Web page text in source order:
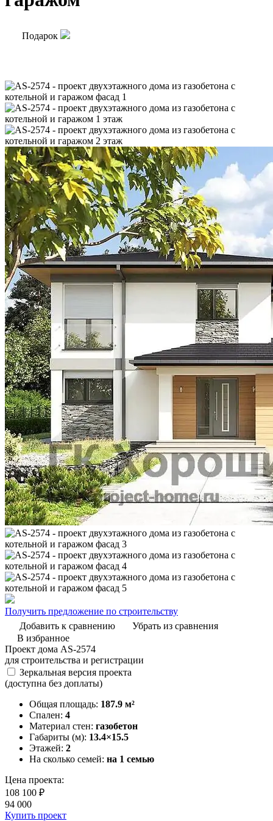
Подарок
Получить предложение по строительству
Добавить к сравнению
Убрать из сравнения
В избранное
Проект дома AS-2574
для строительства и регистрации
Зеркальная версия проекта
(доступна без доплаты)
Общая площадь: 187.9 м²
Спален: 4
Материал стен: газобетон
Габариты (м): 13.4×15.5
Этажей: 2
На сколько семей: на 1 семью
Цена проекта:
108 100 ₽
94 000
Купить проект